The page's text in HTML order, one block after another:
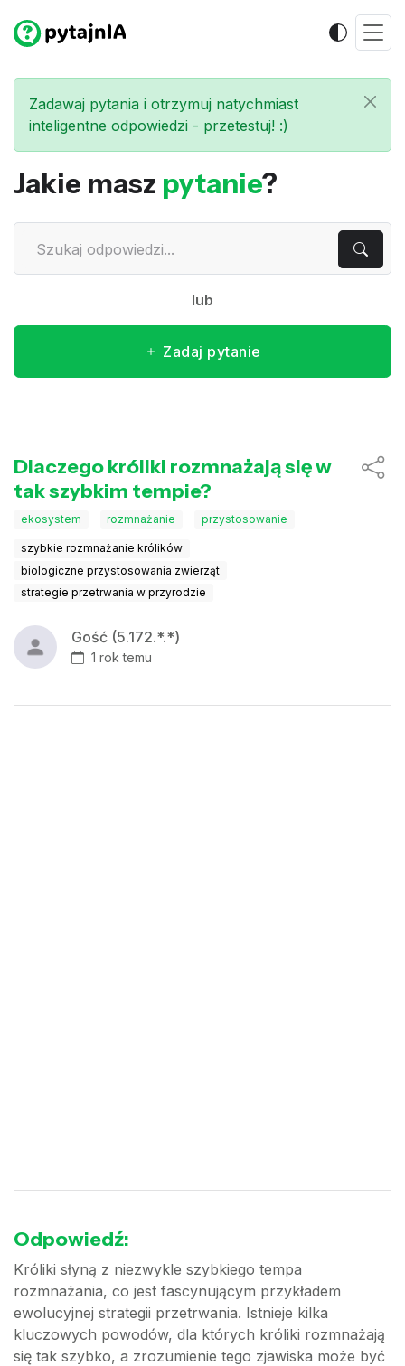
Zadawaj pytania i otrzymuj natychmiast
inteligentne odpowiedzi - przetestuj! :)
Jakie masz pytanie?
lub
Zadaj pytanie
Dlaczego króliki rozmnażają się w
tak szybkim tempie?
ekosystem rozmnażanie przystosowanie
szybkie rozmnażanie królików
biologiczne przystosowania zwierząt
strategie przetrwania w przyrodzie
Gość (5.172.*.*)
1 rok temu
Odpowiedź:
Króliki słyną z niezwykle szybkiego tempa
rozmnażania, co jest fascynującym przykładem
ewolucyjnej strategii przetrwania. Istnieje kilka
kluczowych powodów, dla których króliki rozmnażają
się tak szybko, a zrozumienie tego zjawiska może być